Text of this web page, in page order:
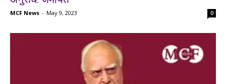
MCF News - May 9, 2023 0